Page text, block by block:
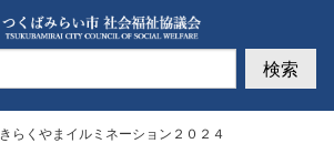
検索
きらくやまイルミネーション２０２４